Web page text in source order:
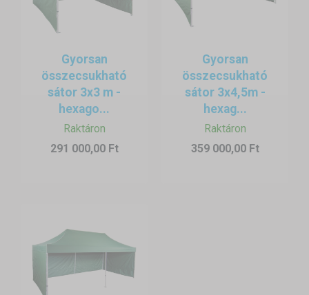
Gyorsan
összecsukható
sátor 3x3 m -
hexago...
Raktáron
291 000,00 Ft
Gyorsan
összecsukható
sátor 3x4,5m -
hexag...
Raktáron
359 000,00 Ft